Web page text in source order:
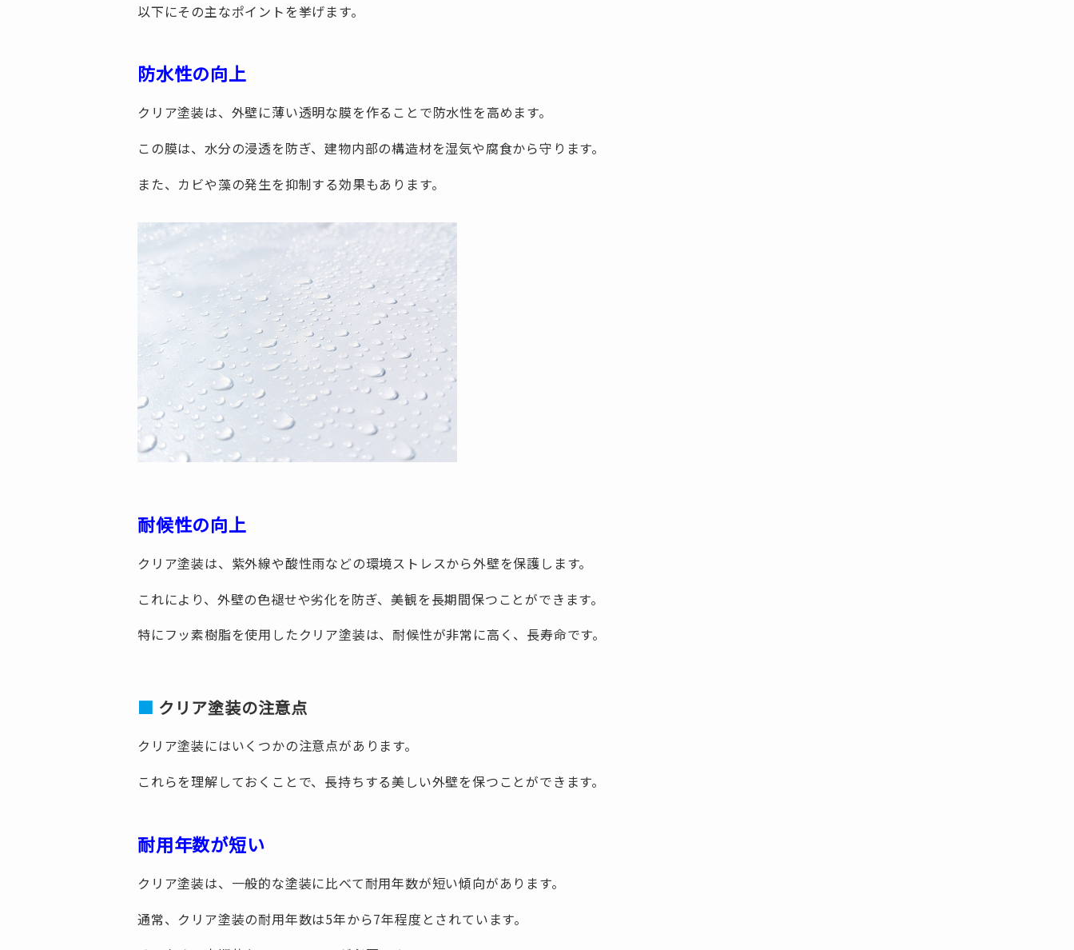
以下にその主なポイントを挙げます。
防水性の向上
クリア塗装は、外壁に薄い透明な膜を作ることで防水性を高めます。
この膜は、水分の浸透を防ぎ、建物内部の構造材を湿気や腐食から守ります。
また、カビや藻の発生を抑制する効果もあります。
耐候性の向上
クリア塗装は、紫外線や酸性雨などの環境ストレスから外壁を保護します。
これにより、外壁の色褪せや劣化を防ぎ、美観を長期間保つことができます。
特にフッ素樹脂を使用したクリア塗装は、耐候性が非常に高く、長寿命です。
クリア塗装の注意点
クリア塗装にはいくつかの注意点があります。
これらを理解しておくことで、長持ちする美しい外壁を保つことができます。
耐用年数が短い
クリア塗装は、一般的な塗装に比べて耐用年数が短い傾向があります。
通常、クリア塗装の耐用年数は5年から7年程度とされています。